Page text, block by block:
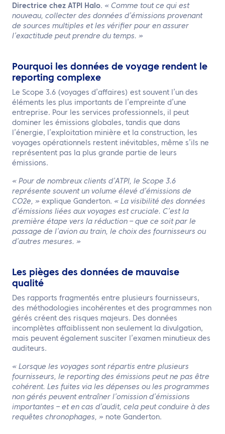
Directrice chez ATPI Halo. « Comme tout ce qui est
nouveau, collecter des données d’émissions provenant
de sources multiples et les vérifier pour en assurer
l’exactitude peut prendre du temps. »
Pourquoi les données de voyage rendent le
reporting complexe
Le Scope 3.6 (voyages d’affaires) est souvent l’un des
éléments les plus importants de l’empreinte d’une
entreprise. Pour les services professionnels, il peut
dominer les émissions globales, tandis que dans
l’énergie, l’exploitation minière et la construction, les
voyages opérationnels restent inévitables, même s’ils ne
représentent pas la plus grande partie de leurs
émissions.
« Pour de nombreux clients d’ATPI, le Scope 3.6
représente souvent un volume élevé d’émissions de
CO2e, » explique Ganderton. « La visibilité des données
d’émissions liées aux voyages est cruciale. C’est la
première étape vers la réduction – que ce soit par le
passage de l’avion au train, le choix des fournisseurs ou
d’autres mesures. »
Les pièges des données de mauvaise
qualité
Des rapports fragmentés entre plusieurs fournisseurs,
des méthodologies incohérentes et des programmes non
gérés créent des risques majeurs. Des données
incomplètes affaiblissent non seulement la divulgation,
mais peuvent également susciter l’examen minutieux des
auditeurs.
« Lorsque les voyages sont répartis entre plusieurs
fournisseurs, le reporting des émissions peut ne pas être
cohérent. Les fuites via les dépenses ou les programmes
non gérés peuvent entraîner l’omission d’émissions
importantes – et en cas d’audit, cela peut conduire à des
requêtes chronophages, » note Ganderton.